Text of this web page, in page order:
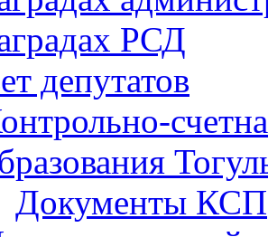
РСД
депутатов
Документы КСП